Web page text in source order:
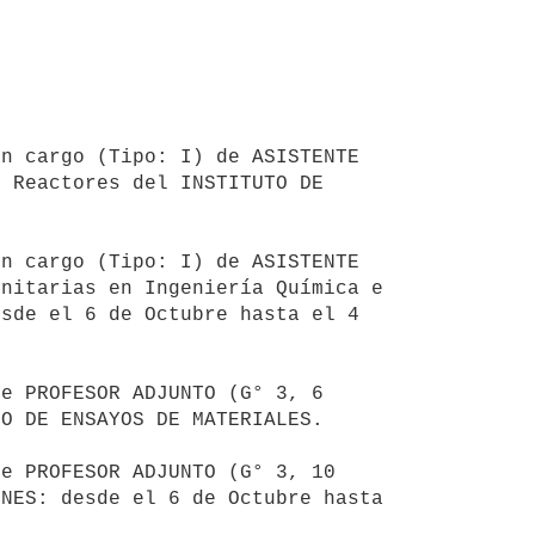
cargo (Tipo: I) de ASISTENTE
del INSTITUTO DE
cargo (Tipo: I) de ASISTENTE
en Ingeniería Química e
el 6 de Octubre hasta el 4
ADJUNTO (G° 3, 6
DE MATERIALES.
ADJUNTO (G° 3, 10
desde el 6 de Octubre hasta